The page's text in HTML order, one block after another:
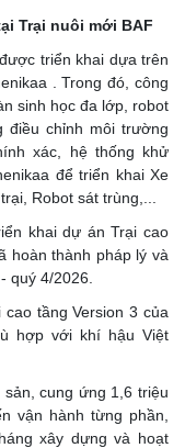
Trại nuôi mới BAF
triển khai dựa trên
. Trong đó, công
sinh học đa lớp, robot
điều chỉnh môi trường
xác, hệ thống khử
để triển khai Xe
Robot sát trùng,...
khai dự án Trại cao
hoàn thành pháp lý và
quý 4/2026.
tầng Version 3 của
hợp với khí hậu Việt
cung ứng 1,6 triệu
vận hành từng phần,
xây dựng và hoạt